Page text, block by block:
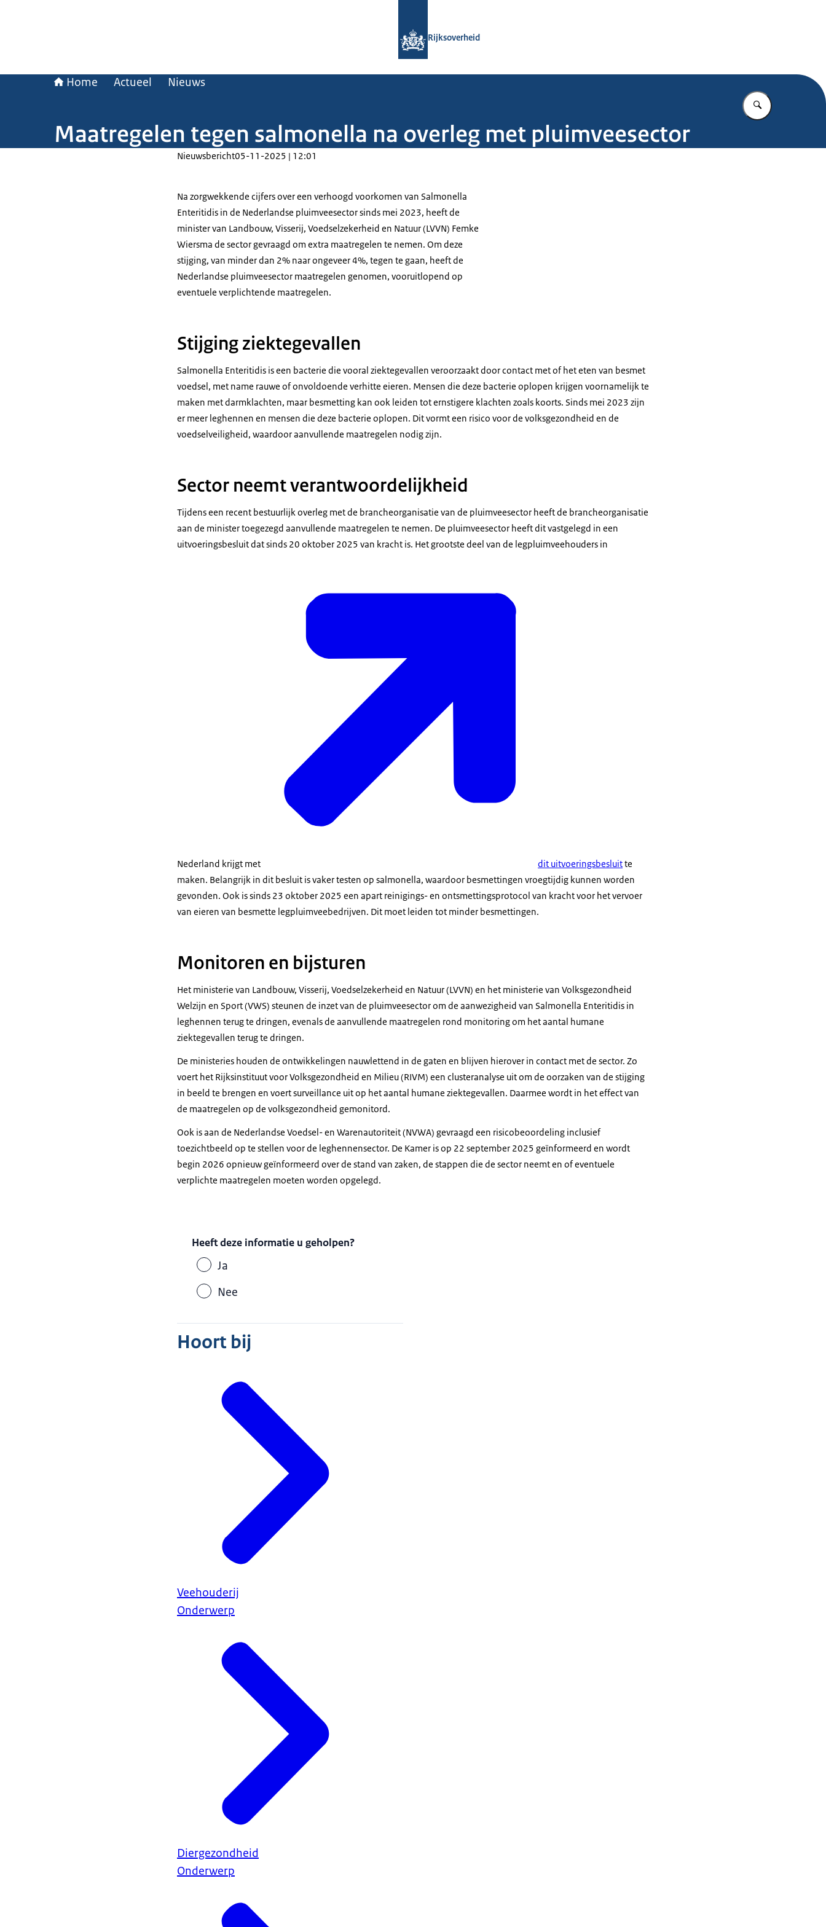
Rijksoverheid
Home Actueel Nieuws
Vul in wat u
Maatregelen tegen salmonella na overleg met pluimveesector
Nieuwsbericht05-11-2025 | 12:01
Na zorgwekkende cijfers over een verhoogd voorkomen van Salmonella
Enteritidis in de Nederlandse pluimveesector sinds mei 2023, heeft de
minister van Landbouw, Visserij, Voedselzekerheid en Natuur (LVVN) Femke
Wiersma de sector gevraagd om extra maatregelen te nemen. Om deze
stijging, van minder dan 2% naar ongeveer 4%, tegen te gaan, heeft de
Nederlandse pluimveesector maatregelen genomen, vooruitlopend op
eventuele verplichtende maatregelen.
Stijging ziektegevallen
Salmonella Enteritidis is een bacterie die vooral ziektegevallen veroorzaakt door contact met of het eten van besmet
voedsel, met name rauwe of onvoldoende verhitte eieren. Mensen die deze bacterie oplopen krijgen voornamelijk te
maken met darmklachten, maar besmetting kan ook leiden tot ernstigere klachten zoals koorts. Sinds mei 2023 zijn
er meer leghennen en mensen die deze bacterie oplopen. Dit vormt een risico voor de volksgezondheid en de
voedselveiligheid, waardoor aanvullende maatregelen nodig zijn.
Sector neemt verantwoordelijkheid
Tijdens een recent bestuurlijk overleg met de brancheorganisatie van de pluimveesector heeft de brancheorganisatie
aan de minister toegezegd aanvullende maatregelen te nemen. De pluimveesector heeft dit vastgelegd in een
uitvoeringsbesluit dat sinds 20 oktober 2025 van kracht is. Het grootste deel van de legpluimveehouders in
Nederland krijgt met dit uitvoeringsbesluitte
maken. Belangrijk in dit besluit is vaker testen op salmonella, waardoor besmettingen vroegtijdig kunnen worden
gevonden. Ook is sinds 23 oktober 2025 een apart reinigings- en ontsmettingsprotocol van kracht voor het vervoer
van eieren van besmette legpluimveebedrijven. Dit moet leiden tot minder besmettingen.
Monitoren en bijsturen
Het ministerie van Landbouw, Visserij, Voedselzekerheid en Natuur (LVVN) en het ministerie van Volksgezondheid
Welzijn en Sport (VWS) steunen de inzet van de pluimveesector om de aanwezigheid van Salmonella Enteritidis in
leghennen terug te dringen, evenals de aanvullende maatregelen rond monitoring om het aantal humane
ziektegevallen terug te dringen.
De ministeries houden de ontwikkelingen nauwlettend in de gaten en blijven hierover in contact met de sector. Zo
voert het Rijksinstituut voor Volksgezondheid en Milieu (RIVM) een clusteranalyse uit om de oorzaken van de stijging
in beeld te brengen en voert surveillance uit op het aantal humane ziektegevallen. Daarmee wordt in het effect van
de maatregelen op de volksgezondheid gemonitord.
Ook is aan de Nederlandse Voedsel- en Warenautoriteit (NVWA) gevraagd een risicobeoordeling inclusief
toezichtbeeld op te stellen voor de leghennensector. De Kamer is op 22 september 2025 geïnformeerd en wordt
begin 2026 opnieuw geïnformeerd over de stand van zaken, de stappen die de sector neemt en of eventuele
verplichte maatregelen moeten worden opgelegd.
Heeft deze informatie u geholpen?
Ja
Nee
Hoort bij
Veehouderij
Onderwerp
Diergezondheid
Onderwerp